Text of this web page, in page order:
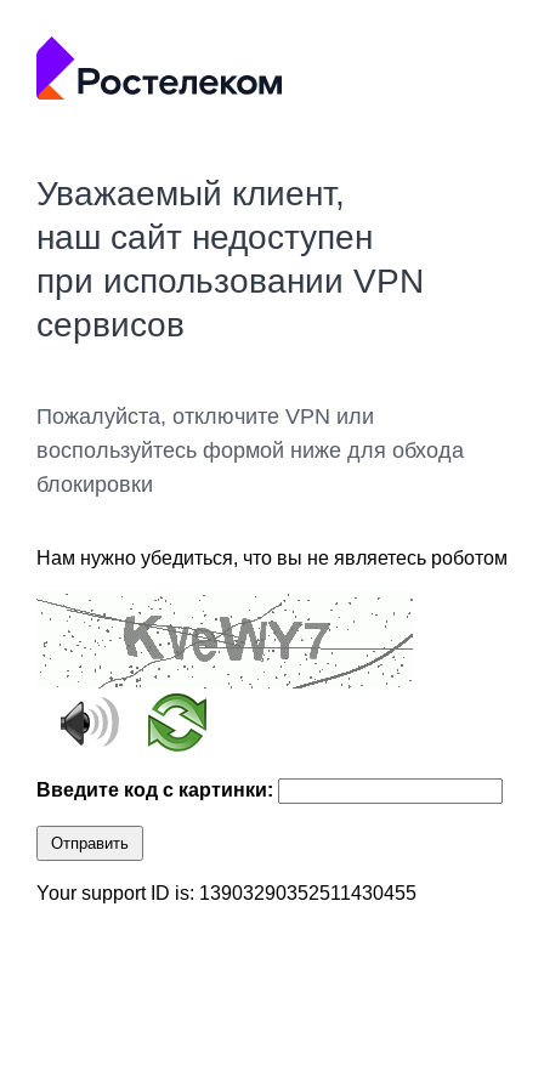
Уважаемый клиент,
наш сайт недоступен
при использовании VPN
сервисов
Пожалуйста, отключите VPN или
воспользуйтесь формой ниже для обхода
блокировки
Нам нужно убедиться, что вы не являетесь роботом
Введите код с картинки:
Отправить
Your support ID is: 13903290352511430455